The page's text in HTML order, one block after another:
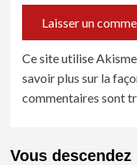
Ce site utilise
savoir plus sur la
commentaires sont
Vous descendez